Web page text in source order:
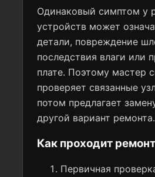
Одинаковый симптом у
устройств может
детали, повреждение
последствия влаги или
плате. Поэтому мастер
проверяет связанные
потом предлагает
другой вариант ремонта.
Как проходит ремонт
Первичная